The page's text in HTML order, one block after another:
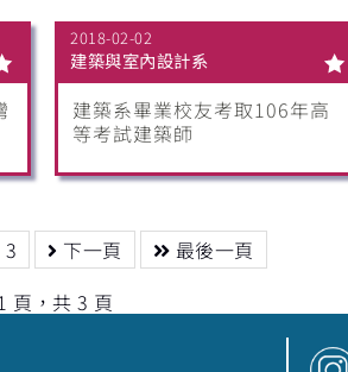
2018-02-02
建築與室內設計系
建築系畢業校友考取106年高
等考試建築師
3 下一頁
最後一頁
頁，共 3 頁